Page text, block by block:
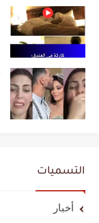
التسميات
أخبار